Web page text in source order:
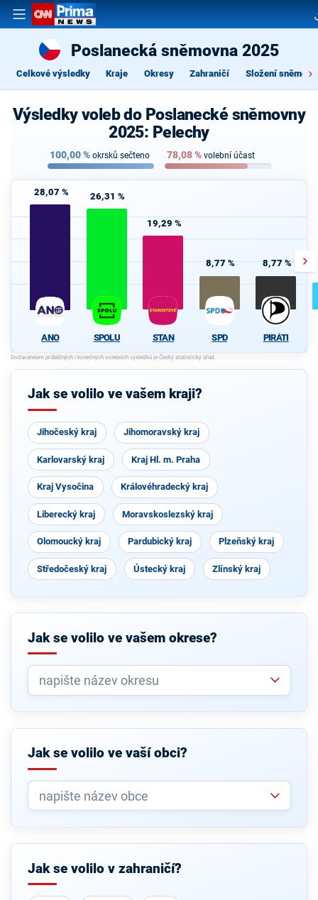
Poslanecká sněmovna 2025
Celkové výsledky Kraje Okresy Zahraničí Složení
Výsledky voleb do Poslanecké sněmovny
2025: Pelechy
100,00% okrsků sečteno 78,08% volební účast
28,07 %
ANO
26,31 %
SPOLU
19,29 %
STAN
8,77 %
SPD
8,77 %
PIRÁTI
Jak se volilo ve vašem kraji?
Jihočeský kraj Jihomoravský kraj
Karlovarský kraj Kraj Hl. m. Praha
Kraj Vysočina Královéhradecký kraj
Liberecký kraj Moravskoslezský kraj
Olomoucký kraj Pardubický kraj Plzeňský kraj
Středočeský kraj Ústecký kraj Zlínský kraj
Jak se volilo ve vašem okrese?
Jak se volilo ve vaší obci?
Jak se volilo v zahraničí?